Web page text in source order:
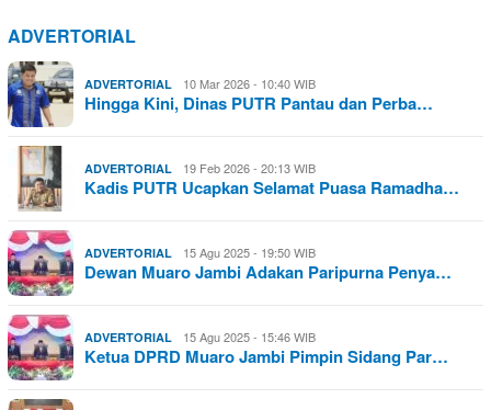
ADVERTORIAL
ADVERTORIAL 10 Mar 2026 - 10:40 WIB
Hingga Kini, Dinas PUTR Pantau dan Perba…
ADVERTORIAL 19 Feb 2026 - 20:13 WIB
Kadis PUTR Ucapkan Selamat Puasa Ramadha…
ADVERTORIAL 15 Agu 2025 - 19:50 WIB
Dewan Muaro Jambi Adakan Paripurna Penya…
ADVERTORIAL 15 Agu 2025 - 15:46 WIB
Ketua DPRD Muaro Jambi Pimpin Sidang Par…